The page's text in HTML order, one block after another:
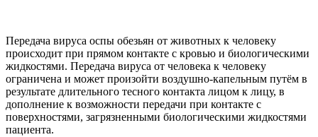
Передача вируса оспы обезьян от животных к человеку
происходит при прямом контакте с кровью и биологическими
жидкостями. Передача вируса от человека к человеку
ограничена и может произойти воздушно-капельным путём в
результате длительного тесного контакта лицом к лицу, в
дополнение к возможности передачи при контакте с
поверхностями, загрязненными биологическими жидкостями
пациента.